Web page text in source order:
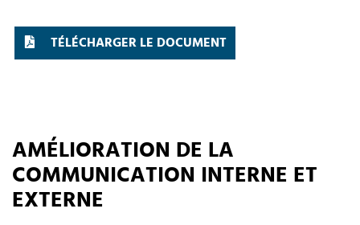
TÉLÉCHARGER LE DOCUMENT
AMÉLIORATION DE LA
COMMUNICATION INTERNE ET
EXTERNE